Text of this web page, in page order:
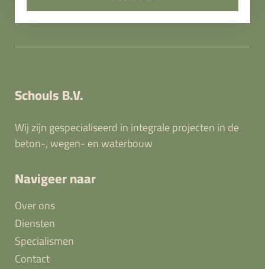
Schouls B.V.
Wij zijn gespecialiseerd in integrale projecten in de
beton-, wegen- en waterbouw
Navigeer naar
Over ons
Diensten
Specialismen
Contact